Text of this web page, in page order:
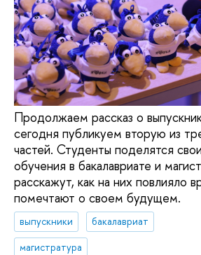
Продолжаем рассказ о
сегодня публикуем вторую из
частей. Студенты поделятся
обучения в бакалавриате и
расскажут, как на них повлияло
помечтают о своем будущем.
выпускники
бакалавриат
магистратура